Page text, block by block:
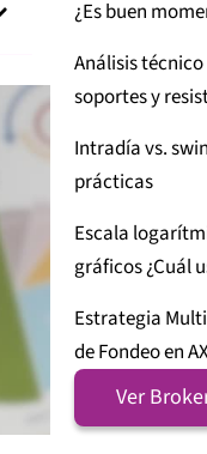
¿Es buen
Análisis
soportes y
Intradía vs.
prácticas
Escala
gráficos ¿Cuál
Estrategia
de Fondeo en
Ver